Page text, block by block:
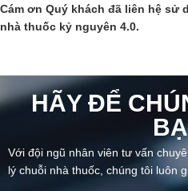
Cám ơn Quý khách đã liên hệ sử
nhà thuốc kỷ nguyên 4.0.
HÃY ĐỂ
Với đội ngũ nhân viên tư vấn
lý chuỗi nhà thuốc, chúng tôi luôn